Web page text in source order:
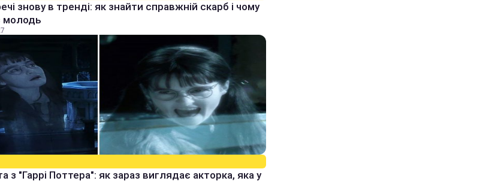
знову в тренді: як знайти справжній скарб і чому
молодь
з "Гаррі Поттера": як зараз виглядає акторка, яка у